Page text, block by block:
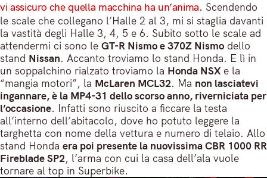
vi assicuro che quella macchina ha un’anima. Scendendo
le scale che collegano l’Halle 2 al 3, mi si staglia davanti
la vastità degli Halle 3, 4, 5 e 6. Subito sotto le scale ad
attendermi ci sono le GT-R Nismo e 370Z Nismo dello
stand Nissan. Accanto troviamo lo stand Honda. E lì in
un soppalchino rialzato troviamo la Honda NSX e la
“mangia motori”, la McLaren MCL32. Ma non lasciatevi
ingannare, è la MP4-31 dello scorso anno, riverniciata per
l’occasione. Infatti sono riuscito a ficcare la testa
all’interno dell’abitacolo, dove ho potuto leggere la
targhetta con nome della vettura e numero di telaio. Allo
stand Honda era poi presente la nuovissima CBR 1000 RR
Fireblade SP2, l’arma con cui la casa dell’ala vuole
tornare al top in Superbike.